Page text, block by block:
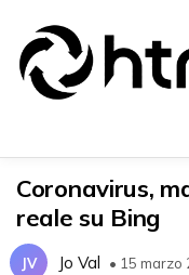
Coronavirus,
reale su Bing
JV Jo Val • 15 marzo